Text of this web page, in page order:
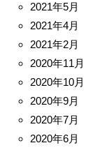
2021年5月
2021年4月
2021年2月
2020年11月
2020年10月
2020年9月
2020年7月
2020年6月